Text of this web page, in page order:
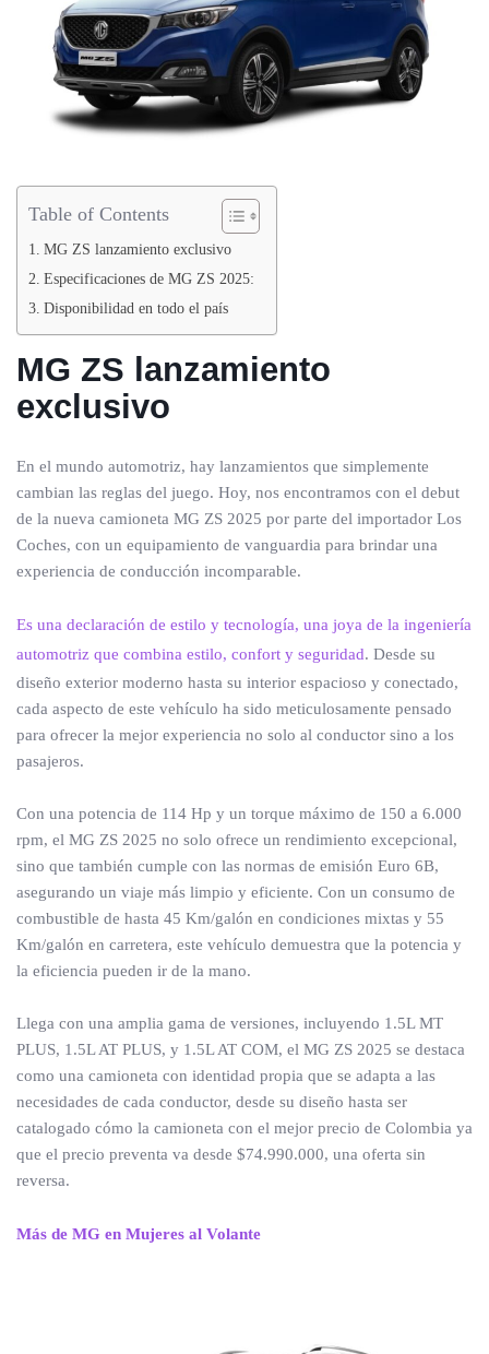
Table of Contents
MG ZS lanzamiento exclusivo
Especificaciones de MG ZS 2025:
Disponibilidad en todo el país
MG ZS lanzamiento
exclusivo
En el mundo automotriz, hay lanzamientos que simplemente
cambian las reglas del juego. Hoy, nos encontramos con el debut
de la nueva camioneta MG ZS 2025 por parte del importador Los
Coches, con un equipamiento de vanguardia para brindar una
experiencia de conducción incomparable.
Es una declaración de estilo y tecnología, una joya de la ingeniería
automotriz que combina estilo, confort y seguridad. Desde su
diseño exterior moderno hasta su interior espacioso y conectado,
cada aspecto de este vehículo ha sido meticulosamente pensado
para ofrecer la mejor experiencia no solo al conductor sino a los
pasajeros.
Con una potencia de 114 Hp y un torque máximo de 150 a 6.000
rpm, el MG ZS 2025 no solo ofrece un rendimiento excepcional,
sino que también cumple con las normas de emisión Euro 6B,
asegurando un viaje más limpio y eficiente. Con un consumo de
combustible de hasta 45 Km/galón en condiciones mixtas y 55
Km/galón en carretera, este vehículo demuestra que la potencia y
la eficiencia pueden ir de la mano.
Llega con una amplia gama de versiones, incluyendo 1.5L MT
PLUS, 1.5L AT PLUS, y 1.5L AT COM, el MG ZS 2025 se destaca
como una camioneta con identidad propia que se adapta a las
necesidades de cada conductor, desde su diseño hasta ser
catalogado cómo la camioneta con el mejor precio de Colombia ya
que el precio preventa va desde $74.990.000, una oferta sin
reversa.
Más de MG en Mujeres al Volante